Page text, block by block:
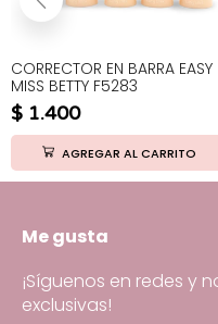
CORRECTOR EN BARRA EASY
MISS BETTY F5283
$ 1.400
AGREGAR AL CARRITO
Me gusta
¡Síguenos en redes y
exclusivas!